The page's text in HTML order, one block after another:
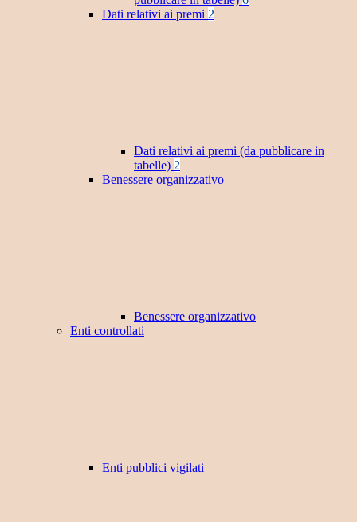
Dati relativi ai premi 2
Dati relativi ai premi (da pubblicare in
tabelle) 2
Benessere organizzativo
Benessere organizzativo
Enti controllati
Enti pubblici vigilati